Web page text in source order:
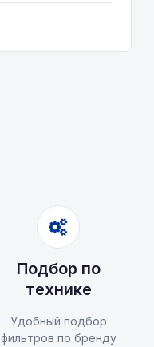
Подбор по
технике
Удобный подбор
фильтров по бренду